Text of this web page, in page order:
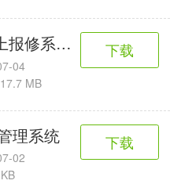
报修系统管理平台
04
17.7 MB
下载
理系统
02
下载